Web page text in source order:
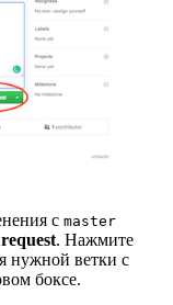
с master
. Нажмите
нужной ветки с
боксе.